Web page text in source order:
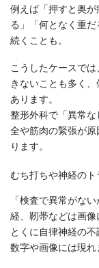
例えば「押すと奥
る」「何となく重
続くことも。
こうしたケースで
きないことも多く
あります。
整形外科で「異常
全や筋肉の緊張が
ります。
むち打ちや神経の
「検査で異常がな
経、靭帯などは画像
とくに自律神経の
数字や画像には現れ